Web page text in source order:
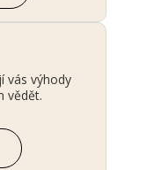
vás výhody
vědět.